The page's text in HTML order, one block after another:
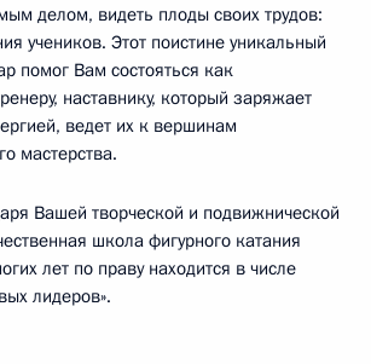
делом, видеть плоды своих трудов:
учеников. Этот поистине уникальный
помог Вам состояться как
наставнику, который заряжает
ведет их к вершинам
мастерства.
Вашей творческой и подвижнической
школа фигурного катания
лет по праву находится в числе
лидеров».